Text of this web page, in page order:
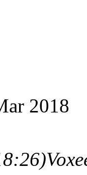
2018